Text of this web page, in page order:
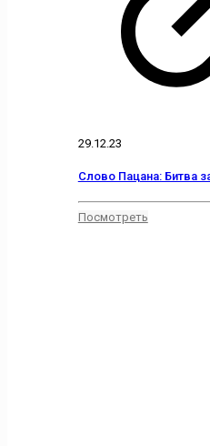
29.12.23
Слово Пацана: Битва
Посмотреть